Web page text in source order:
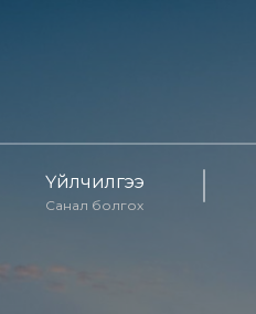
Үйлчилгээ
Санал болгох